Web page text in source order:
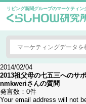
リビング新聞グループのマーケティン
2014/02/04
2013祖父母の七五三へのサ
nmkweriさんの質問
発言数： 0件
Your email address will not